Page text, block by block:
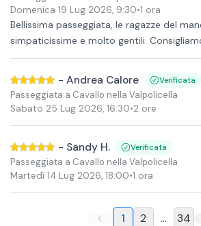
Domenica 19 Lug 2026, 9:30•1 ora
Bellissima passeggiata, le ragazze del
simpaticissime e molto gentili.
- Andrea Calore Verificata
Passeggiata a Cavallo nella Valpolicella
Sabato 25 Lug 2026, 16:30•2 ore
- Sandy H. Verificata
Passeggiata a Cavallo nella Valpolicella
Martedì 14 Lug 2026, 18:00•1 ora
1 2 ... 34